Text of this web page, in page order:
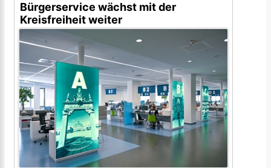
Bürgerservice wächst mit der
Kreisfreiheit weiter